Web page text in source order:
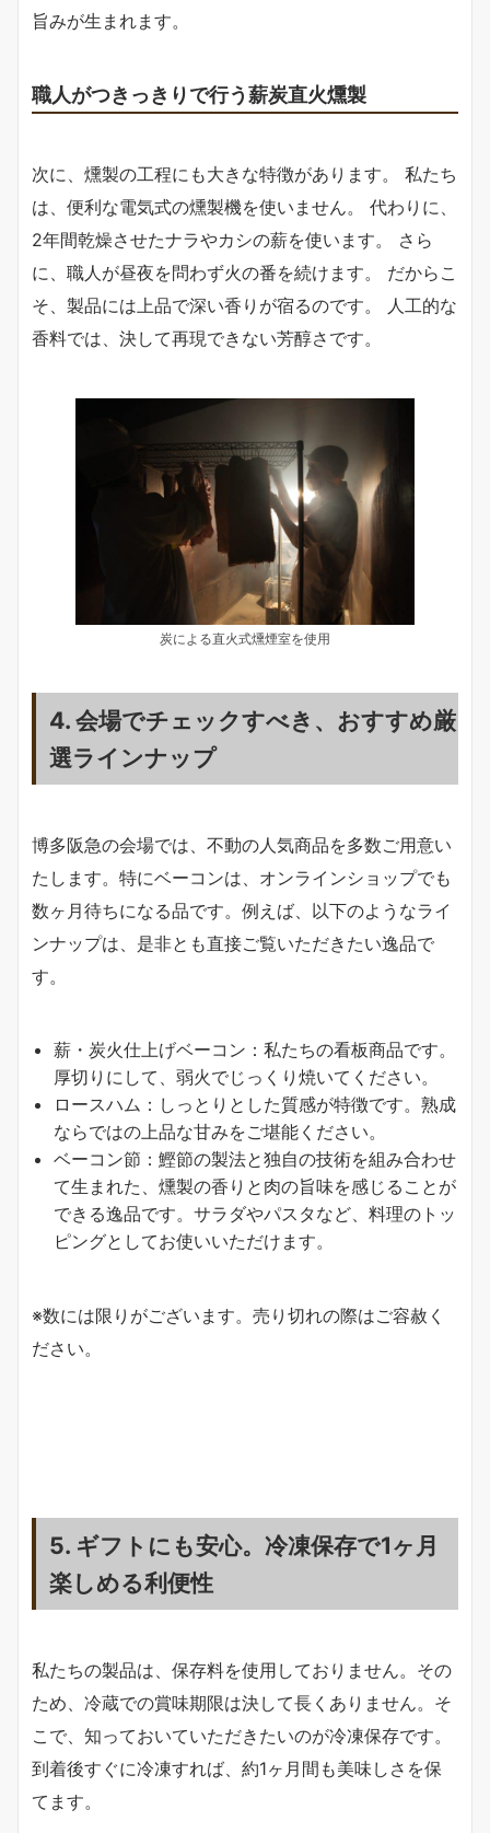
旨みが生まれます。
職人がつきっきりで行う薪炭直火燻製
次に、燻製の工程にも大きな特徴があります。 私たち
は、便利な電気式の燻製機を使いません。 代わりに、
2年間乾燥させたナラやカシの薪を使います。 さら
に、職人が昼夜を問わず火の番を続けます。 だからこ
そ、製品には上品で深い香りが宿るのです。 人工的な
香料では、決して再現できない芳醇さです。
炭による直火式燻煙室を使用
4. 会場でチェックすべき、おすすめ厳
選ラインナップ
博多阪急の会場では、不動の人気商品を多数ご用意い
たします。特にベーコンは、オンラインショップでも
数ヶ月待ちになる品です。例えば、以下のようなライ
ンナップは、是非とも直接ご覧いただきたい逸品で
す。
薪・炭火仕上げベーコン：私たちの看板商品です。
厚切りにして、弱火でじっくり焼いてください。
ロースハム：しっとりとした質感が特徴です。熟成
ならではの上品な甘みをご堪能ください。
ベーコン節：鰹節の製法と独自の技術を組み合わせ
て生まれた、燻製の香りと肉の旨味を感じることが
できる逸品です。サラダやパスタなど、料理のトッ
ピングとしてお使いいただけます。
※数には限りがございます。売り切れの際はご容赦く
ださい。
5. ギフトにも安心。冷凍保存で1ヶ月
楽しめる利便性
私たちの製品は、保存料を使用しておりません。その
ため、冷蔵での賞味期限は決して長くありません。そ
こで、知っておいていただきたいのが冷凍保存です。
到着後すぐに冷凍すれば、約1ヶ月間も美味しさを保
てます。